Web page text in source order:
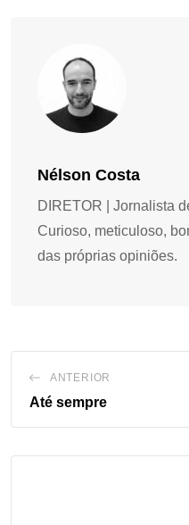
Nélson Costa
DIRETOR | Jornalista
Curioso, meticuloso,
das próprias opiniões.
ANTERIOR
Até sempre